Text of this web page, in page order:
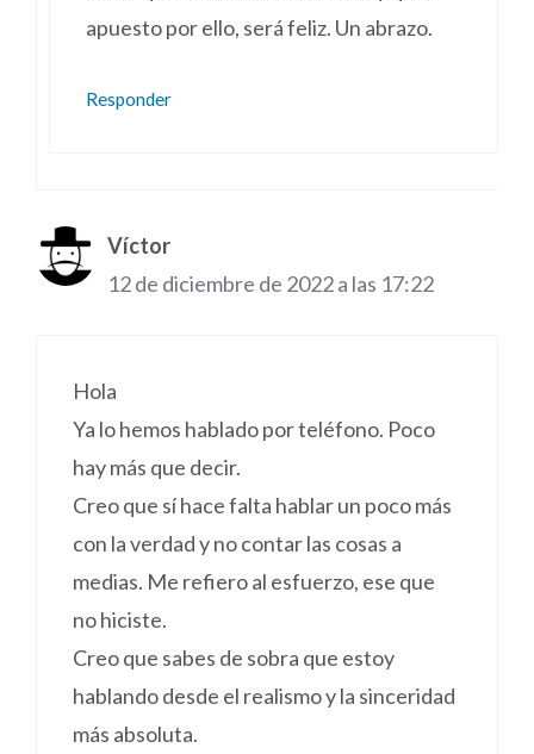
apuesto por ello, será feliz. Un abrazo.
Responder
Víctor
12 de diciembre de 2022 a las 17:22
Hola
Ya lo hemos hablado por teléfono. Poco
hay más que decir.
Creo que sí hace falta hablar un poco más
con la verdad y no contar las cosas a
medias. Me refiero al esfuerzo, ese que
no hiciste.
Creo que sabes de sobra que estoy
hablando desde el realismo y la sinceridad
más absoluta.